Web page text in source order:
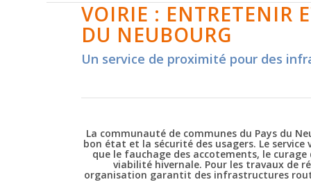
VOIRIE : ENTRETENIR
DU NEUBOURG
Un service de proximité pour des
La communauté de communes du Pays du
bon état et la sécurité des usagers. Le
que le fauchage des accotements, le
viabilité hivernale. Pour les travaux de
organisation garantit des infrastructures